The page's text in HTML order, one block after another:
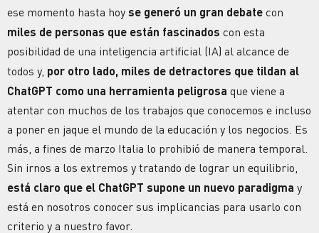
ese momento hasta hoy se generó un gran debate con
miles de personas que están fascinados con esta
posibilidad de una inteligencia artificial (IA) al alcance de
todos y, por otro lado, miles de detractores que tildan al
ChatGPT como una herramienta peligrosa que viene a
atentar con muchos de los trabajos que conocemos e incluso
a poner en jaque el mundo de la educación y los negocios. Es
más, a fines de marzo Italia lo prohibió de manera temporal.
Sin irnos a los extremos y tratando de lograr un equilibrio,
está claro que el ChatGPT supone un nuevo paradigma y
está en nosotros conocer sus implicancias para usarlo con
criterio y a nuestro favor.